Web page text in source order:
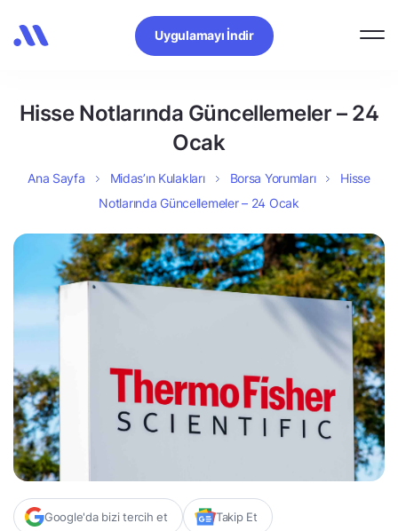
Uygulamayı İndir
Hisse Notlarında Güncellemeler – 24
Ocak
Ana Sayfa Midas’ın Kulakları Borsa Yorumları
Hisse
Notlarında Güncellemeler – 24 Ocak
Google'da bizi tercih et Takip Et